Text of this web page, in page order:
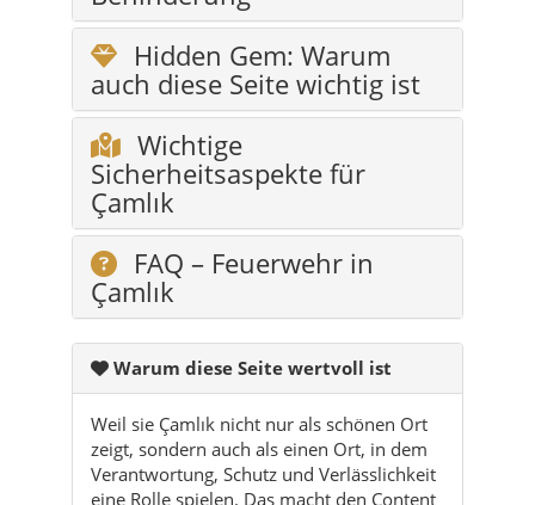
Wichtige
Sicherheitsaspekte für
Çamlık
FAQ – Feuerwehr in
Çamlık
Warum diese Seite wertvoll ist
Weil sie Çamlık nicht nur als schönen Ort
zeigt, sondern auch als einen Ort, in dem
Verantwortung, Schutz und Verlässlichkeit
eine Rolle spielen. Das macht den Content
stärker und glaubwürdiger.
Sicherheit im Alltag